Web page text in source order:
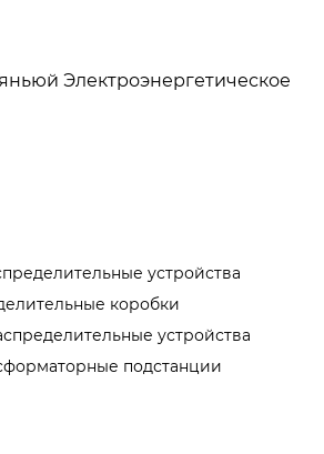
Электроэнергетическое
устройства
коробки
устройства
подстанции